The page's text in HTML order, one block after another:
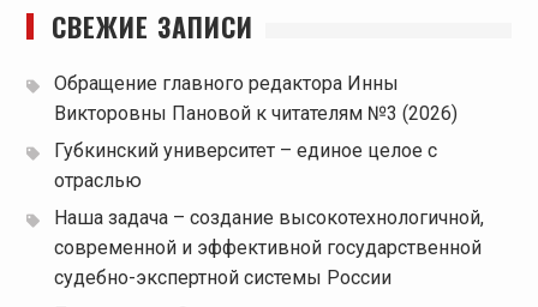
СВЕЖИЕ ЗАПИСИ
Обращение главного редактора Инны
Викторовны Пановой к читателям №3 (2026)
Губкинский университет – единое целое с
отраслью
Наша задача – создание высокотехнологичной,
современной и эффективной государственной
судебно-экспертной системы России